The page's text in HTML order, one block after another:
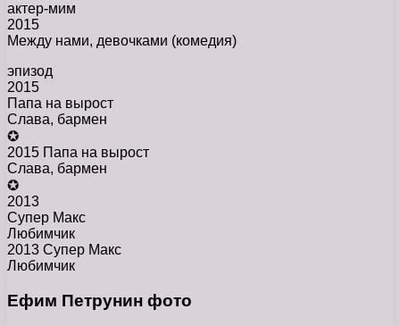
актер-мим
2015
Между нами, девочками (комедия)
эпизод
2015
Папа на вырост
Слава, бармен
✪
2015 Папа на вырост
Слава, бармен
✪
2013
Супер Макс
Любимчик
2013 Супер Макс
Любимчик
Ефим Петрунин фото